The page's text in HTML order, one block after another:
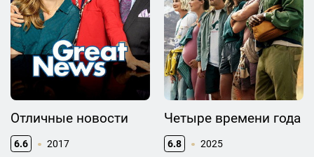
Отличные новости
6.6 2017
Четыре времени года
6.8 2025